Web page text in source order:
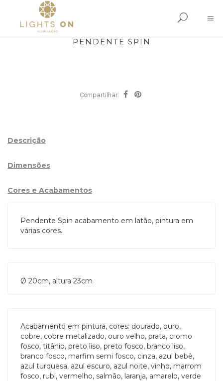
PENDENTE SPIN
Compartilhar:
Descrição
Dimensões
Cores e Acabamentos
Pendente Spin acabamento em latão, pintura em
várias cores.
Ø 20cm, altura 23cm
Acabamento em pintura, cores: dourado, ouro,
cobre, cobre metalizado, ouro velho, prata, cromo
fosco, titânio, preto liso, preto fosco, branco liso,
branco fosco, marfim semi fosco, cinza, azul bebê,
azul turquesa, azul escuro, azul noite, vinho, marrom
fosco, rubi, vermelho, salmão, laranja, amarelo, verde